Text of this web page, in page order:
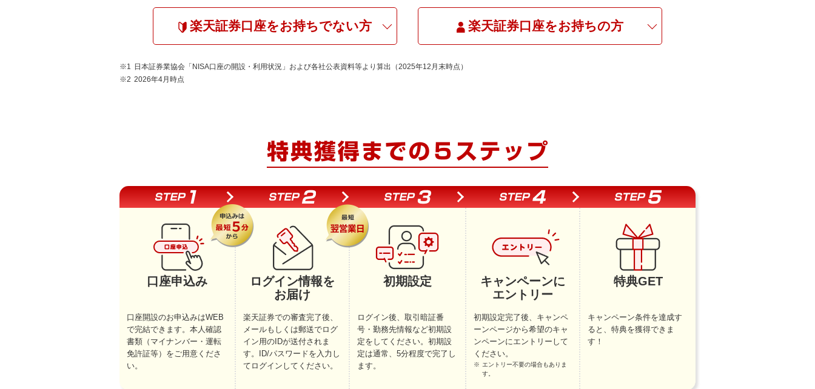
楽天証券口座をお持ちでない方 楽天証券口座をお持ちの方
日本証券業協会「NISA口座の開設・利用状況」および各社公表資料等より算出（2025年12月末時点）
2026年4月時点
口座申込み
口座開設のお申込みはWEB
で完結できます。本人確認
書類（マイナンバー・運転
免許証等）をご用意くださ
い。
ログイン情報を
お届け
楽天証券での審査完了後、
メールもしくは郵送でログ
イン用のIDが送付されま
す。ID/パスワードを入力し
てログインしてください。
初期設定
ログイン後、取引暗証番
号・勤務先情報など初期設
定をしてください。初期設
定は通常、5分程度で完了し
ます。
キャンペーンに
エントリー
初期設定完了後、キャンペ
ーンページから希望のキャ
ンペーンにエントリーして
ください。
エントリー不要の場合もありま
す。
特典GET
キャンペーン条件を達成す
ると、特典を獲得できま
す！